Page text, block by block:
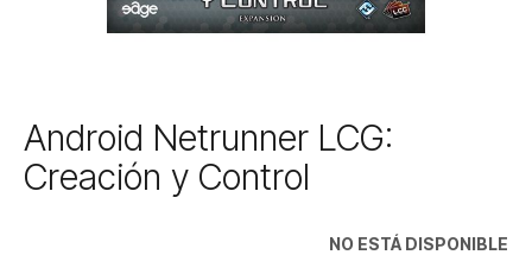
Saltar
al
comienzo
Android Netrunner LCG:
Creación y Control
NO ESTÁ DISPONIBLE